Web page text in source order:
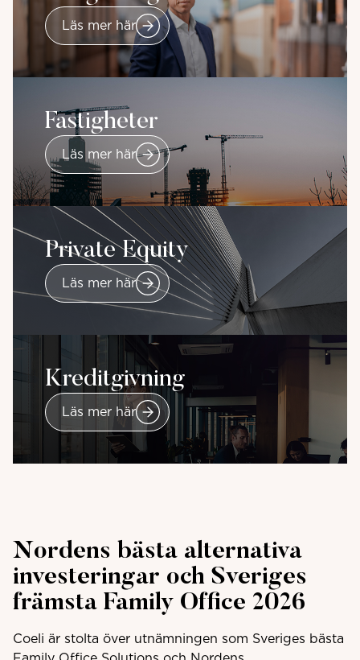
Läs mer här
Fastigheter
Läs mer här
Private Equity
Läs mer här
Kreditgivning
Läs mer här
Nordens bästa alternativa
investeringar och Sveriges
främsta Family Office 2026
Coeli är stolta över utnämningen som Sveriges bästa